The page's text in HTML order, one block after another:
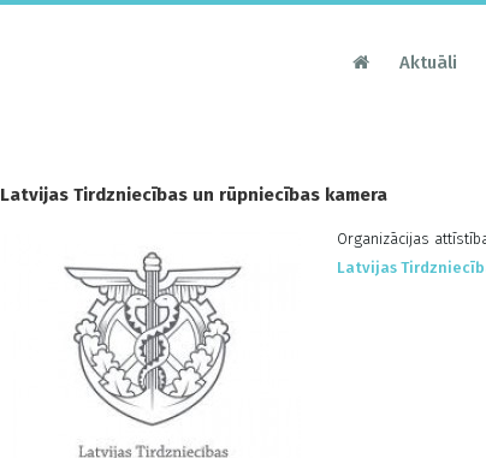
Aktuāli
Latvijas Tirdzniecības un rūpniecības kamera
Organizācijas
Latvijas